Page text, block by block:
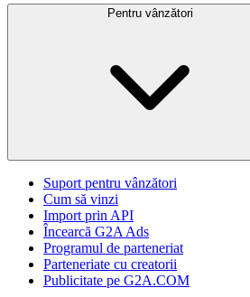
Pentru vânzători
Suport pentru vânzători
Cum să vinzi
Import prin API
Încearcă G2A Ads
Programul de parteneriat
Parteneriate cu creatorii
Publicitate pe G2A.COM